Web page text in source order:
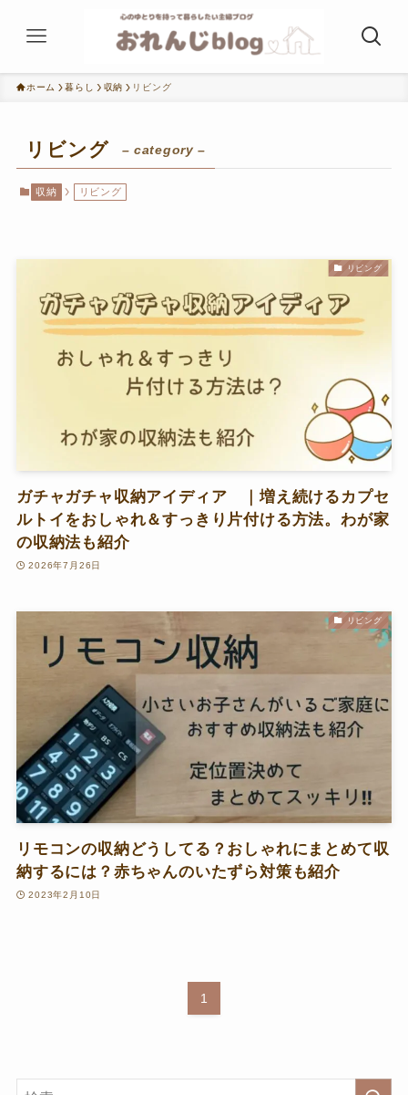
ホーム 暮らし 収納 リビング
リビング – category –
収納 リビング
リビング
ガチャガチャ収納アイディア ｜増え続けるカプセ
ルトイをおしゃれ＆すっきり片付ける方法。わが家
の収納法も紹介
2026年7月26日
リビング
リモコンの収納どうしてる？おしゃれにまとめて収
納するには？赤ちゃんのいたずら対策も紹介
2023年2月10日
1